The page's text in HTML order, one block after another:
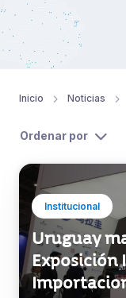
Inicio Noticias
Ordenar por
Institucional
Uruguay
Exposición